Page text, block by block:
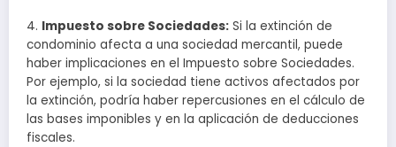
4. Impuesto sobre Sociedades: Si la extinción de
condominio afecta a una sociedad mercantil, puede
haber implicaciones en el Impuesto sobre Sociedades.
Por ejemplo, si la sociedad tiene activos afectados por
la extinción, podría haber repercusiones en el cálculo de
las bases imponibles y en la aplicación de deducciones
fiscales.